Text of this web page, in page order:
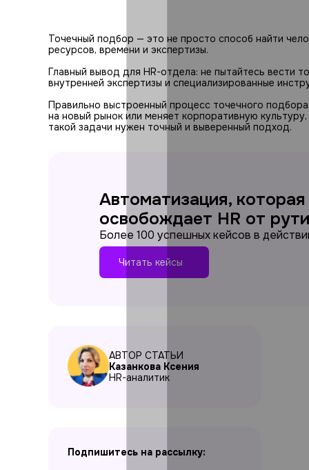
Точечный подбор — это не просто способ найти
ресурсов, времени и экспертизы.
Главный вывод для HR-отдела: не пытайтесь вести
внутренней экспертизы и специализированные
Правильно выстроенный процесс точечного
на новый рынок или меняет корпоративную
такой задачи нужен точный и выверенный подход.
Автоматизация, которая
освобождает HR от
Более 100 успешных кейсов в
Читать кейсы
АВТОР СТАТЬИ
Казанкова Ксения
HR-аналитик
Подпишитесь на рассылку: